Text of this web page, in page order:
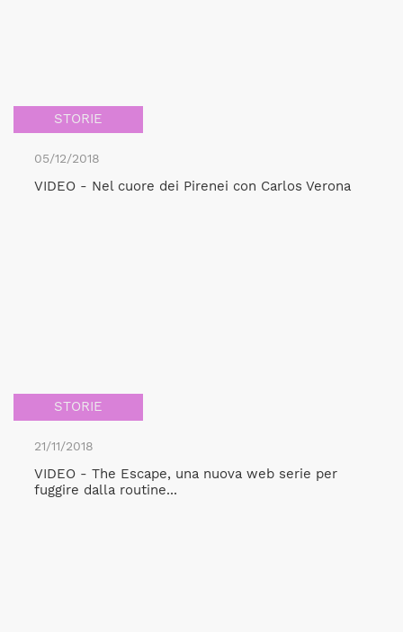
STORIE
05/12/2018
VIDEO - Nel cuore dei Pirenei con Carlos Verona
STORIE
21/11/2018
VIDEO - The Escape, una nuova web serie per
fuggire dalla routine...